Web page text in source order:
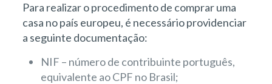
Para realizar o procedimento de comprar uma
casa no país europeu, é necessário providenciar
a seguinte documentação:
NIF – número de contribuinte português,
equivalente ao CPF no Brasil;